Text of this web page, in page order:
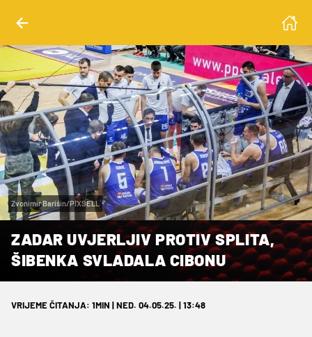
Zvonimir Barišin/PIXSELL
ZADAR UVJERLJIV PROTIV SPLITA,
ŠIBENKA SVLADALA CIBONU
VRIJEME ČITANJA: 1MIN | NED. 04.05.25. | 13:48